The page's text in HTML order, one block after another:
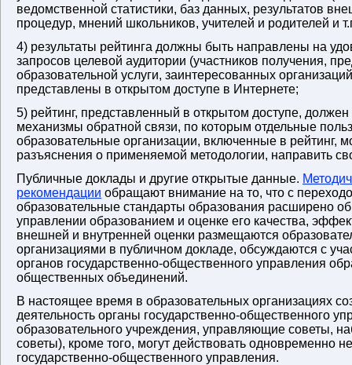
ведомственной статистики, баз данных, результатов
процедур, мнений школьников, учителей и родителей и
4) результаты рейтинга должны быть направлены на
запросов целевой аудитории (участников получения,
образовательной услуги, заинтересованных
представлены в открытом доступе в Интернете;
5) рейтинг, представленный в открытом доступе,
механизмы обратной связи, по которым отдельные
образовательные организации, включенные в рейтинг,
разъяснения о применяемой методологии, направить
Публичные доклады и другие открытые данные.
рекомендации обращают внимание на то, что с
образовательные стандарты образования расширено
управлении образованием и оценке его качества,
внешней и внутренней оценки размещаются
организациями в публичном докладе, обсуждаются с
органов государственно-общественного управления
общественных объединений.
В настоящее время в образовательных организациях
деятельность органы государственно-общественного
образовательного учреждения, управляющие советы,
советы), кроме того, могут действовать одновременно
государственно-общественного управления.